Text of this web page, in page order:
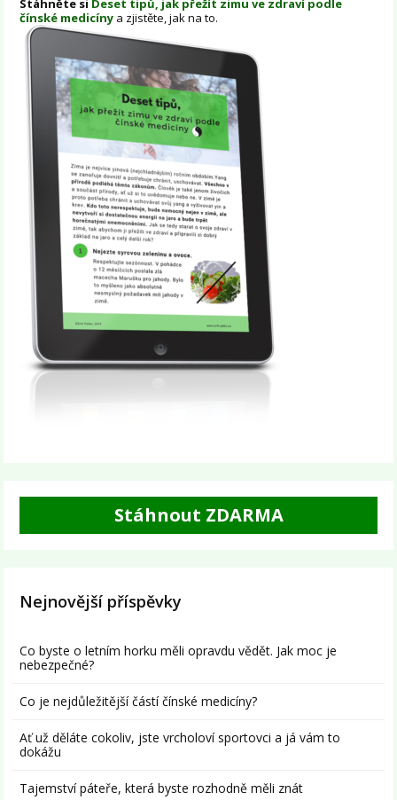
Stáhněte si Deset tipů, jak přežít zimu ve zdraví podle
čínské medicíny a zjistěte, jak na to.
Stáhnout ZDARMA
Nejnovější příspěvky
Co byste o letním horku měli opravdu vědět. Jak moc je
nebezpečné?
Co je nejdůležitější částí čínské medicíny?
Ať už děláte cokoliv, jste vrcholoví sportovci a já vám to
dokážu
Tajemství páteře, která byste rozhodně měli znát